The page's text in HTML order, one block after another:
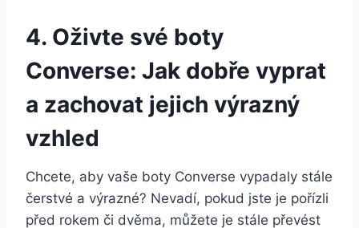
4. Oživte své⁢ boty
Converse:‍ Jak‌ dobře vyprat
a zachovat jejich výrazný
⁢vzhled
Chcete, aby vaše boty Converse vypadaly stále
⁣čerstvé a výrazné? Nevadí, pokud jste je pořízli
před rokem či dvěma, můžete je ‍stále převést